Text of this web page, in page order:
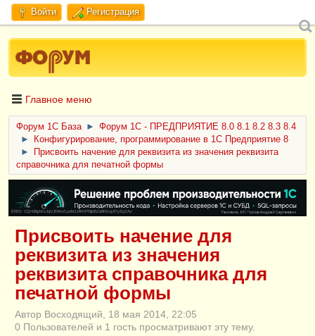
Войти Регистрация
Главное меню
Форум 1C База ►
Форум 1С - ПРЕДПРИЯТИЕ 8.0 8.1 8.2 8.3 8.4
►
Конфигурирование, программирование в 1С Предприятие 8
►
Присвоить начение для реквизита из значения реквизита
справочника для печатной формы
ERID: CQH36pWzJqVJD4xVLsnhcU4hVPNjkBZe8KKxjJiYySyZAz
Присвоить начение для
реквизита из значения
реквизита справочника для
печатной формы
Автор Восходящий, 18 мая 2014, 22:05
0 Пользователей и 1 гость просматривают эту тему.